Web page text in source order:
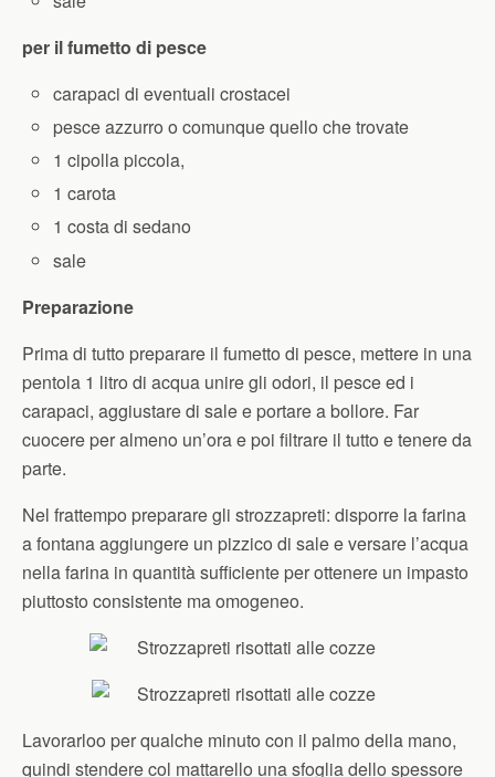
per il fumetto di pesce
carapaci di eventuali crostacei
pesce azzurro o comunque quello che trovate
1 cipolla piccola,
1 carota
1 costa di sedano
sale
Preparazione
Prima di tutto preparare il fumetto di pesce, mettere in una
pentola 1 litro di acqua unire gli odori, il pesce ed i
carapaci, aggiustare di sale e portare a bollore. Far
cuocere per almeno un’ora e poi filtrare il tutto e tenere da
parte.
Nel frattempo preparare gli strozzapreti: disporre la farina
a fontana aggiungere un pizzico di sale e versare l’acqua
nella farina in quantità sufficiente per ottenere un impasto
piuttosto consistente ma omogeneo.
Lavorarloo per qualche minuto con il palmo della mano,
quindi stendere col mattarello una sfoglia dello spessore